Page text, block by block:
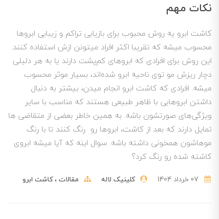
نکات مهم
کاشت ابرو یه روش محبوب برای بازیابی تراکم و زیبایی ابروها
محسوب میشه که تقریبا اکثر افراد میتونن ازش استفاده کنند.
این روش برای افرادی که ابروهای کم‌پشت دارند یا به هر دلیلی
دچار ریزش مو توی ناحیه ابرو شده‌اند، بسیار موثر محسوب
میشه. افرادی که کاشت ابرو انجام میدن، بیشتر به دنبال
داشتن ابروهایی با ظاهر طبیعی هستند که مناسب با سایر
ویژگی‌های صورتشون باشه. به همین خاطر بعضی از متقاضی ها
تمایل دارند که بعد از کاشت، ابروها رو رنگ کنند تا با رنگ
موهاشون همخونی داشته باشه. سوال اینه که آیا میشه ابروی
کاشته شده رو رنگ کرد؟
کلینیک لاله مقالات کاشت ابرو